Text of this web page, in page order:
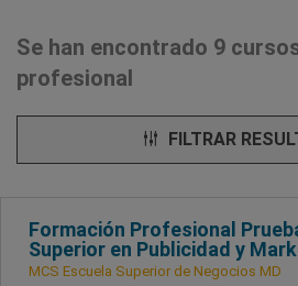
Se han encontrado 9
profesional
FILTRAR
Formación Profesional
Superior en Publicidad y
MCS Escuela Superior de Negocios MD